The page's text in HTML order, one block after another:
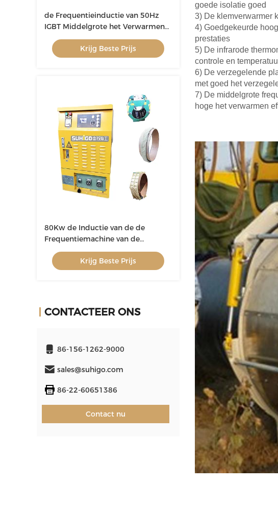
de Frequentieinductie van 50Hz
IGBT Middelgrote het Verwarmen
Machine voor Pijpleiding
Krijg Beste Prijs
80Kw de Inductie van de de
Frequentiemachine van de
pijpleidingshitte Industrieel het
Verwarmen Materiaal
Krijg Beste Prijs
CONTACTEER ONS
86-156-1262-9000
sales@suhigo.com
86-22-60651386
Contact nu
goede isolatie goed
3) De klemverwarmer
4) Goedgekeurde
prestaties
5) De infrarode
controle en
6) De verzegelende
met goed het
7) De middelgrote
hoge het verwarmen